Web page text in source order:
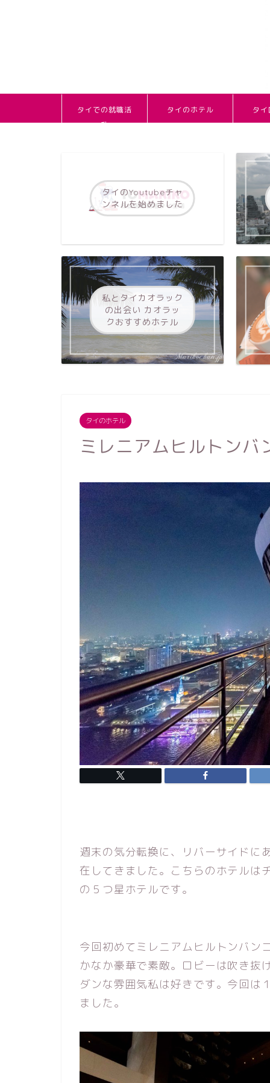
タイでの就職活
動
タイのホテル タ
タイのYoutubeチャ
ンネルを始めました
私とタイカオラック
の出会い カオラッ
クおすすめホテル
タイのホテル
ミレニアムヒルトンバ
週末の気分転換に、リバーサイドに
在してきました。こちらのホテルは
の５つ星ホテルです。
今回初めてミレニアムヒルトンバン
かなか豪華で素敵。ロビーは吹き抜
ダンな雰囲気私は好きです。今回は
ました。